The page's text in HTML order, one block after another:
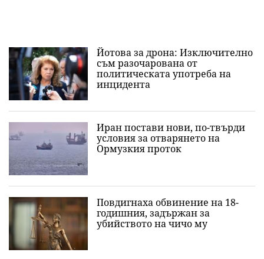
Йотова за дрона: Изключително
съм разочарована от
политическата употреба на
инцидента
Иран постави нови, по-твърди
условия за отварянето на
Ормузкия проток
Повдигнаха обвинение на 18-
годишния, задържан за
убийството на чичо му